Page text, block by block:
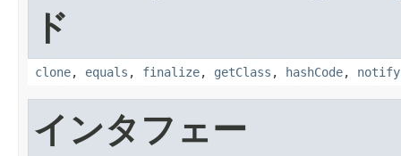
ド
clone, equals , finalize, getClass , hashCode, notify
インタフェー